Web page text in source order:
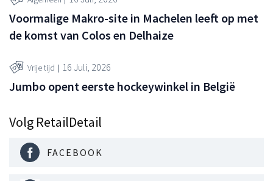
Voormalige Makro-site in Machelen leeft op met
de komst van Colos en Delhaize
Vrije tijd 16 Juli, 2026
Jumbo opent eerste hockeywinkel in België
Volg RetailDetail
FACEBOOK